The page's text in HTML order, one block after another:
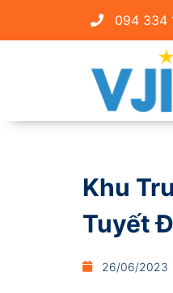
094 334
Khu
Tuyết
26/06/2023